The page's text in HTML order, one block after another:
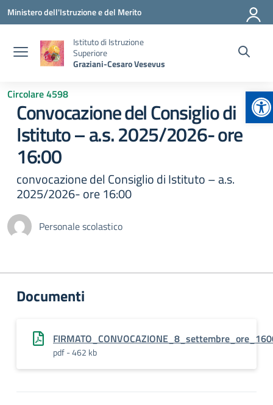
Vai ai contenuti
Vai al menu di navigazione
Vai al footer
Ministero dell'Istruzione e del Merito
Istituto di Istruzione
Superiore
Graziani-Cesaro Vesevus
Circolare 4598
Convocazione del Consiglio di
Istituto – a.s. 2025/2026- ore
16:00
convocazione del Consiglio di Istituto – a.s.
2025/2026- ore 16:00
Personale scolastico
Documenti
pdf - 462 kb